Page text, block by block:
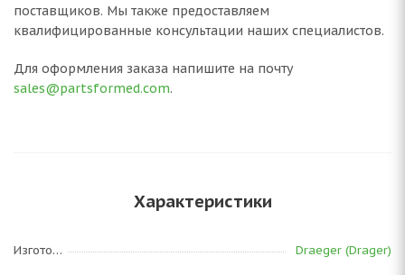
поставщиков. Мы также предоставляем
квалифицированные консультации наших специалистов.
Для оформления заказа напишите на почту
sales@partsformed.com.
Характеристики
Изготовитель Draeger (Drager)